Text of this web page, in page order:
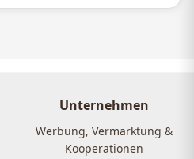
Unternehmen
Werbung, Vermarktung &
Kooperationen